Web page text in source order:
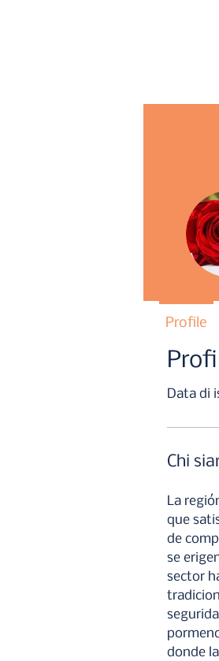
Data di
Chi
La
que
de
se
sector
donde
Profile